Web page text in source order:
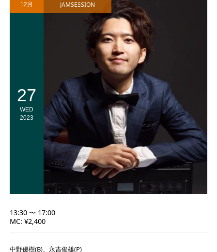
12月
27
WED
2023
JAMSESSION
13:30 〜 17:00
MC: ¥2,400
中野優樹(B)、永吉俊雄(P)